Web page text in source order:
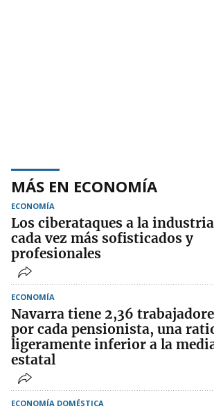
MÁS EN ECONOMÍA
ECONOMÍA
Los ciberataques a la
cada vez más sofisticados y
profesionales
ECONOMÍA
Navarra tiene 2,36
por cada pensionista, una
ligeramente inferior a la
estatal
ECONOMÍA DOMÉSTICA